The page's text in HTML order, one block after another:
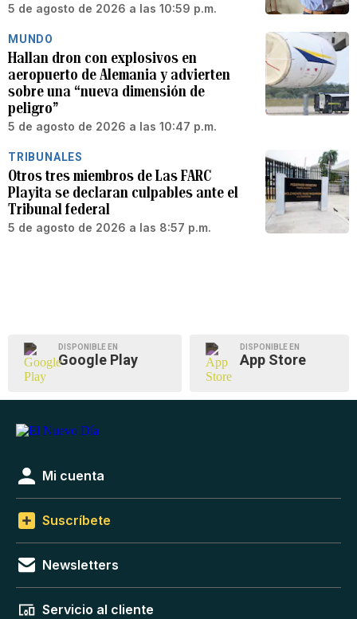
5 de agosto de 2026 a las 10:59 p.m.
MUNDO
Hallan dron con explosivos en
aeropuerto de Alemania y advierten
sobre una “nueva dimensión de
peligro”
5 de agosto de 2026 a las 10:47 p.m.
TRIBUNALES
Otros tres miembros de Las FARC
Playita se declaran culpables ante el
Tribunal federal
5 de agosto de 2026 a las 8:57 p.m.
DISPONIBLE EN
Google Play
DISPONIBLE EN
App Store
Mi cuenta
Suscríbete
Newsletters
Servicio al cliente